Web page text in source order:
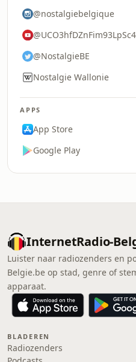
@nostalgiebelgique
@NostalgieBE
Nostalgie Wallonie
APPS
App Store
Google Play
InternetRadio-
Luister naar radiozenders en
Belgie.be op stad, genre of
apparaat.
BLADEREN
Radiozenders